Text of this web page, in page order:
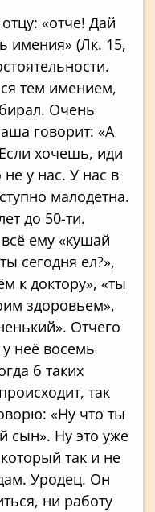
«отче! Дай
имения» (Лк. 15,
тем имением,
Очень
говорит: «А
хочешь, иди
у нас. У нас в
малодетна.
до 50-ти.
ему «кушай
сегодня ел?»,
к доктору», «ты
здоровьем»,
Отчего
неё восемь
б таких
так
«Ну что ты
сын». Ну это уже
так и не
Уродец. Он
ни работу